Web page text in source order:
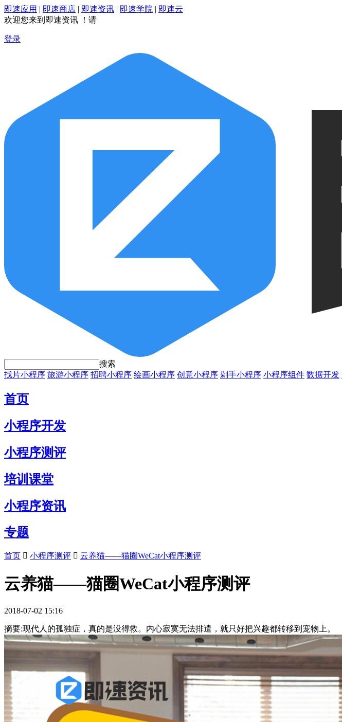
即速应用 | 即速商店 | 即速资讯 | 即速学院 | 即速云
欢迎您来到即速资讯 ！请
登录
搜索
找片小程序 旅游小程序 招聘小程序 绘画小程序 创意小程序 剁手小程序 小程序组件 数据开发
首页
小程序开发
小程序测评
培训课堂
小程序资讯
专题
首页 小程序测评 云养猫——猫圈WeCat小程序测评
云养猫——猫圈WeCat小程序测评
2018-07-02 15:16
摘要:现代人的孤独症，真的是没得救。内心寂寞无法排遣，就只好把兴趣都转移到宠物上。